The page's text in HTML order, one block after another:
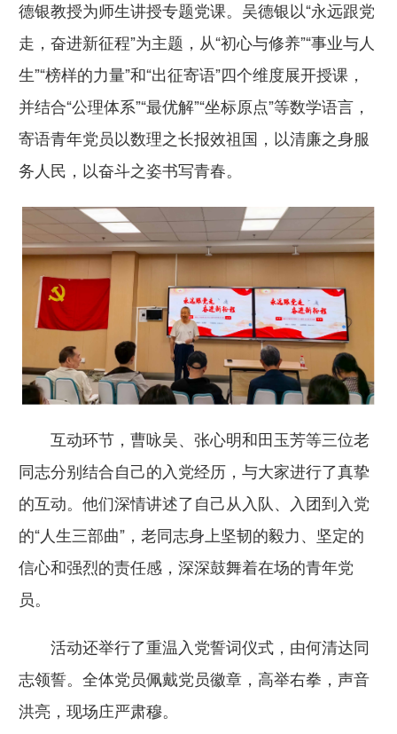
德银教授为师生讲授专题党课。吴德银以“永远跟党
走，奋进新征程”为主题，从“初心与修养”“事业与人
生”“榜样的力量”和“出征寄语”四个维度展开授课，
并结合“公理体系”“最优解”“坐标原点”等数学语言，
寄语青年党员以数理之长报效祖国，以清廉之身服
务人民，以奋斗之姿书写青春。
互动环节，曹咏吴、张心明和田玉芳等三位老
同志分别结合自己的入党经历，与大家进行了真挚
的互动。他们深情讲述了自己从入队、入团到入党
的“人生三部曲”，老同志身上坚韧的毅力、坚定的
信心和强烈的责任感，深深鼓舞着在场的青年党
员。
活动还举行了重温入党誓词仪式，由何清达同
志领誓。全体党员佩戴党员徽章，高举右拳，声音
洪亮，现场庄严肃穆。